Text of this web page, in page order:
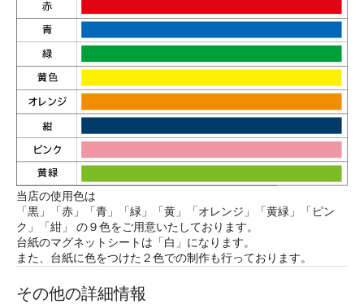
当店の使用色は
「黒」「赤」「青」「緑」「黄」「オレンジ」「黄緑」「ピン
ク」「紺」 の９色をご用意いたしております。
台紙のマグネットシートは「白」になります。
また、台紙に色をつけた２色での制作も行っております。
その他の詳細情報